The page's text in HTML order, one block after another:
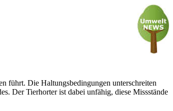
führt. Die Haltungsbedingungen unterschreiten
Der Tierhorter ist dabei unfähig, diese Missstände